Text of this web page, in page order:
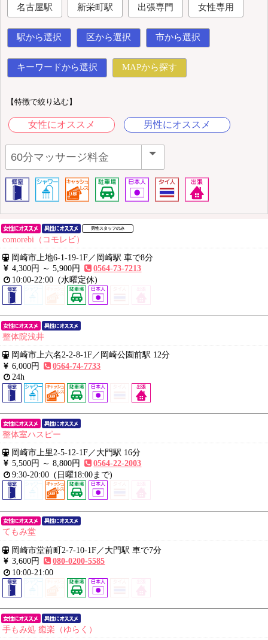
名古屋駅 新栄町駅 出張専門 女性専用
駅から選択 区から選択 市から選択
キーワードから選択 MAPから探す
【特徴で絞り込む】
女性にオススメ 男性にオススメ
男性スタッフのみ
comorebi（コモレビ）
岡崎市上地6-1-19-1F／岡崎駅 車で8分
4,300円 ～5,900円
0564-73-7213
10:00-22:00 (水曜定休)
整体院浅井
岡崎市上六名2-2-8-1F／岡崎公園前駅 12分
6,000円
0564-74-7733
24h
整体室ハスピー
岡崎市上里2-5-12-1F／大門駅 16分
5,500円 ～8,800円
0564-22-2003
9:30-20:00 (日曜18:00まで)
てもみ堂
岡崎市堂前町2-7-10-1F／大門駅 車で7分
3,600円
080-0200-5585
10:00-21:00
手もみ処 癒楽（ゆらく）